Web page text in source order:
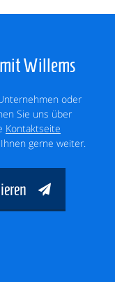
Willems
oder
Sie uns über
Kontaktseite
gerne weiter.